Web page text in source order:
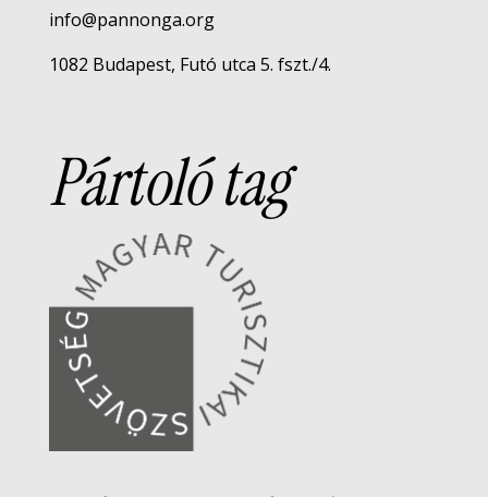
info@pannonga.org
1082 Budapest, Futó utca 5. fszt./4.
Pártoló tag